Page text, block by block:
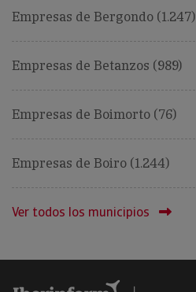
Empresas de Bergondo (1.247)
Empresas de Betanzos (989)
Empresas de Boimorto (76)
Empresas de Boiro (1.244)
Ver todos los municipios